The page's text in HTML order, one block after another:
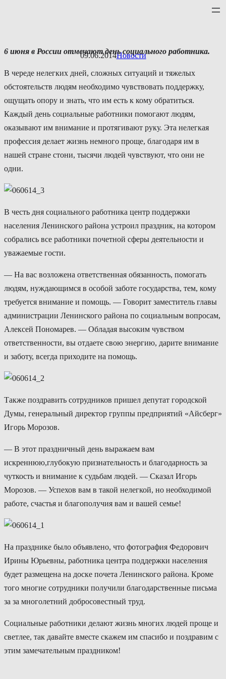
09.06.2014Новости
6 июня в России отмечают день социального работника.
В череде нелегких дней, сложных ситуаций и тяжелых
обстоятельств людям необходимо чувствовать поддержку,
ощущать опору и знать, что им есть к кому обратиться.
Каждый день социальные работники помогают людям,
оказывают им внимание и протягивают руку. Эта нелегкая
профессия делает жизнь немного проще, благодаря им в
нашей стране стони, тысячи людей чувствуют, что они не
одни.
В честь дня социального работника центр поддержки
населения Ленинского района устроил праздник, на котором
собрались все работники почетной сферы деятельности и
уважаемые гости.
— На вас возложена ответственная обязанность, помогать
людям, нуждающимся в особой заботе государства, тем, кому
требуется внимание и помощь. — Говорит заместитель главы
администрации Ленинского района по социальным вопросам,
Алексей Пономарев. — Обладая высоким чувством
ответственности, вы отдаете свою энергию, дарите внимание
и заботу, всегда приходите на помощь.
Также поздравить сотрудников пришел депутат городской
Думы, генеральный директор группы предприятий «Айсберг»
Игорь Морозов.
— В этот праздничный день выражаем вам
искреннюю,глубокую признательность и благодарность за
чуткость и внимание к судьбам людей. — Сказал Игорь
Морозов. — Успехов вам в такой нелегкой, но необходимой
работе, счастья и благополучия вам и вашей семье!
На празднике было объявлено, что фотография Федорович
Ирины Юрьевны, работника центра поддержки населения
будет размещена на доске почета Ленинского района. Кроме
того многие сотрудники получили благодарственные письма
за за многолетний добросовестный труд.
Социальные работники делают жизнь многих людей проще и
светлее, так давайте вместе скажем им спасибо и поздравим с
этим замечательным праздником!